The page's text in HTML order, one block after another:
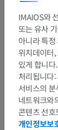
해부학적
인체 해부
인체 해부
계통해부학
홀정맥>
IMAIOS와
또는 유사
아니라 특
위치데이터
있게 합니
처리됩니다
서비스의
네트워크와
콘텐츠 선
개인정보보